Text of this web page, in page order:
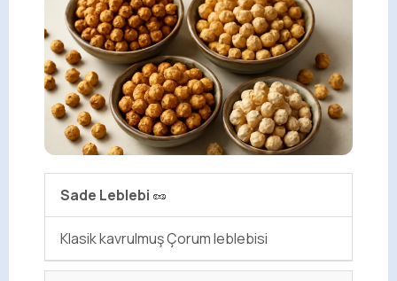
Sade Leblebi 🥜
Klasik kavrulmuş Çorum leblebisi